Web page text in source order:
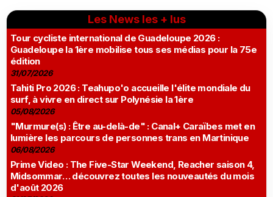
Les News les + lus
Tour cycliste international de Guadeloupe 2026 :
Guadeloupe la 1ère mobilise tous ses médias pour la 75e
édition
31/07/2026
Tahiti Pro 2026 : Teahupo'o accueille l'élite mondiale du
surf, à vivre en direct sur Polynésie la 1ère
05/08/2026
"Murmure(s) : Être au-delà-de" : Canal+ Caraïbes met en
lumière les parcours de personnes trans en Martinique
06/08/2026
Prime Video : The Five-Star Weekend, Reacher saison 4,
Midsommar… découvrez toutes les nouveautés du mois
d'août 2026